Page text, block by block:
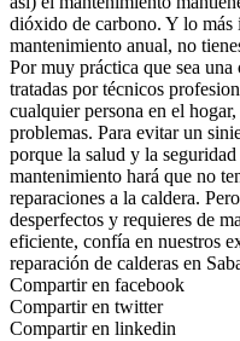
dióxido de carbono. Y lo más
mantenimiento anual, no
Por muy práctica que sea una
tratadas por técnicos
cualquier persona en el
problemas. Para evitar un
porque la salud y la
mantenimiento hará que no
reparaciones a la caldera.
desperfectos y requieres de
eficiente, confía en nuestros
reparación de calderas en
Compartir en facebook
Compartir en twitter
Compartir en linkedin